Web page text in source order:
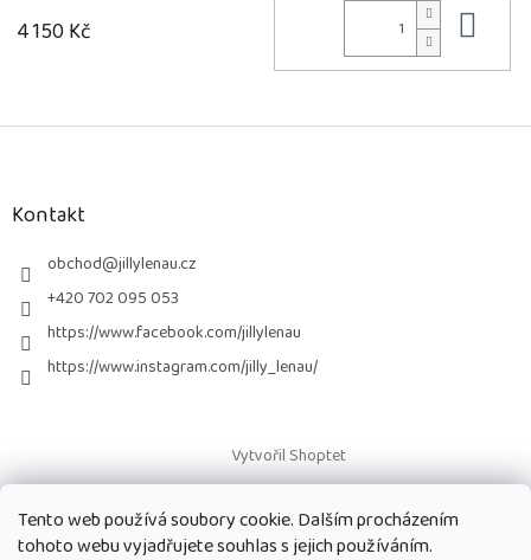
Tento web používá soubory cookie. Dalším procházením
tohoto webu vyjadřujete souhlas s jejich používáním.
4 150 Kč
Z
Kontakt
obchod@jillylenau.cz
+420 702 095 053
https://www.facebook.com/jillylenau
https://www.instagram.com/jilly_lenau/
Vytvořil Shoptet
Copyright 2026Paruky Jilly Lenau s.r.o.. Všechna práva vyhrazena.